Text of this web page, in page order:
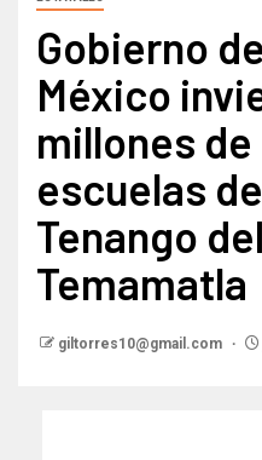
Gobierno
México
millones
escuelas
Tenango
Temamatla
giltorres10@gmail.com